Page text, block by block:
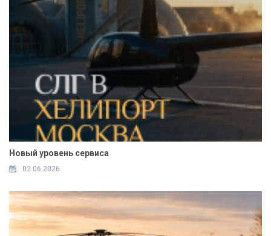
Новый уровень сервиса
02.06.2026